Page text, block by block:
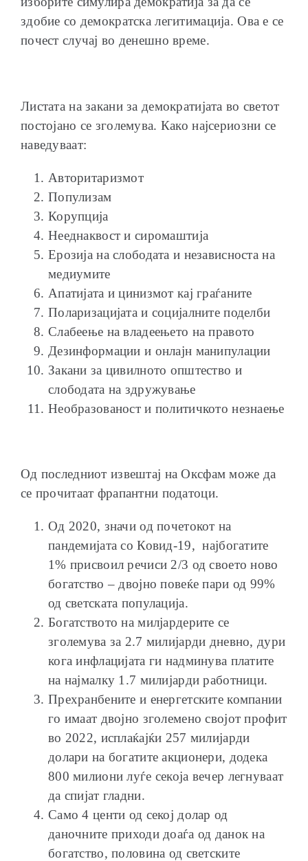
здобие со демократска легитимација. Ова е се
почест случај во денешно време.
Листата на закани за демократијата во светот
постојано се зголемува. Како најсериозни се
наведуваат:
Авторитаризмот
Популизам
Корупција
Нееднаквост и сиромаштија
Ерозија на слободата и независноста на
медиумите
Апатијата и цинизмот кај граѓаните
Поларизацијата и социјалните поделби
Слабеење на владеењето на правото
Дезинформации и онлајн манипулации
Закани за цивилното општество и
слободата на здружување
Необразованост и политичкото незнаење
Од последниот извештај на Оксфам може да
се прочитаат фрапантни податоци.
Од 2020, значи од почетокот на
пандемијата со Ковид-19, најбогатите
1% присвоил речиси 2/3 од своето ново
богатство – двојно повеќе пари од 99%
од светската популација.
Богатството на милјардерите се
зголемува за 2.7 милијарди дневно, дури
кога инфлацијата ги надминува платите
на најмалку 1.7 милијарди работници.
Прехранбените и енергетските компании
го имаат двојно зголемено својот профит
во 2022, исплаќајќи 257 милијарди
долари на богатите акционери, додека
800 милиони луѓе секоја вечер легнуваат
да спијат гладни.
Само 4 центи од секој долар од
даночните приходи доаѓа од данок на
богатство, половина од светските